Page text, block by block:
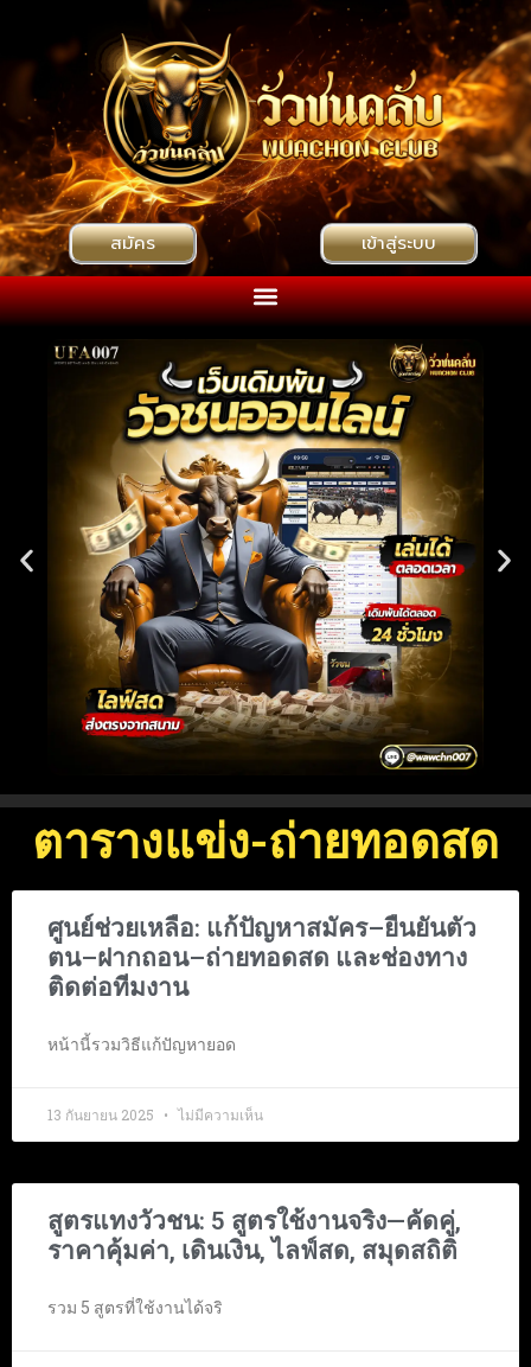
สมัคร เข้าสู่ระบบ
ตารางแข่ง-ถ่ายทอดสด
ศูนย์ช่วยเหลือ: แก้ปัญหาสมัคร–ยืนยันตัว
ตน–ฝากถอน–ถ่ายทอดสด และช่องทาง
ติดต่อทีมงาน
หน้านี้รวมวิธีแก้ปัญหายอด
13 กันยายน 2025 ไม่มีความเห็น
สูตรแทงวัวชน: 5 สูตรใช้งานจริง—คัดคู่,
ราคาคุ้มค่า, เดินเงิน, ไลฟ์สด, สมุดสถิติ
รวม 5 สูตรที่ใช้งานได้จริ